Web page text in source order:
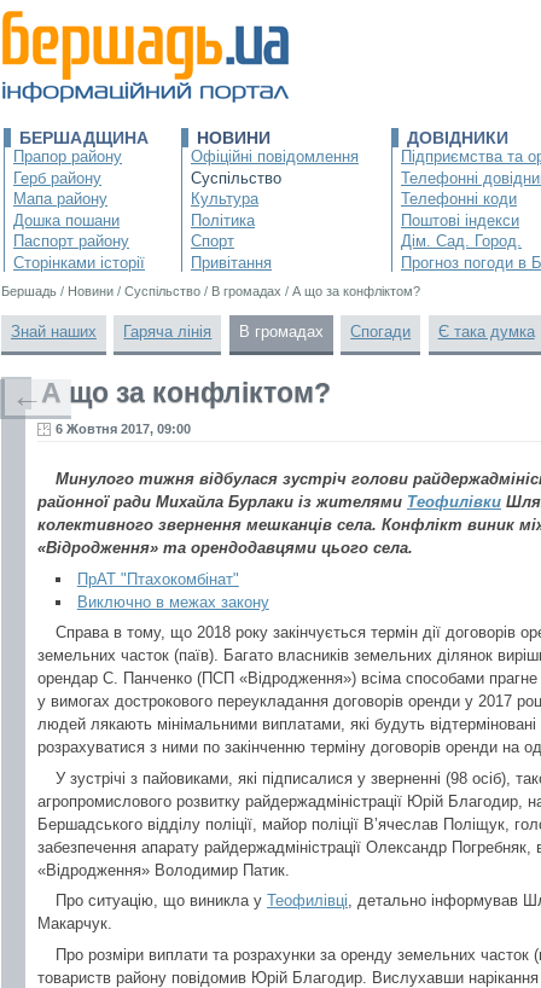
БЕРШАДЩИНА
Прапор району
Герб району
Мапа району
Дошка пошани
Паспорт району
Сторінками історії
НОВИНИ
Офіційні повідомлення
Суспільство
Культура
Політика
Спорт
Привітання
ДОВІДНИКИ
Підприємства та
Телефонні
Телефонні коди
Поштові індекси
Дім. Сад. Город.
Прогноз погоди в
Бершадь / Новини / Суспільство / В громадах / А що за конфліктом?
Знай наших Гаряча лінія В громадах Спогади Є така думка
А що за конфліктом?
6 Жовтня 2017, 09:00
Минулого тижня відбулася зустріч голови
районної ради Михайла Бурлаки із жителями Теофилівки
колективного звернення мешканців села. Конфлікт виник
«Відродження» та орендодавцями цього села.
ПрАТ "Птахокомбінат"
Виключно в межах закону
Справа в тому, що 2018 року закінчується термін дії договорів
земельних часток (паїв). Багато власників земельних ділянок
орендар С. Панченко (ПСП «Відродження») всіма способами прагне
у вимогах дострокового переукладання договорів оренди у 2017
людей лякають мінімальними виплатами, які будуть
розрахуватися з ними по закінченню терміну договорів оренди на
У зустрічі з пайовиками, які підписалися у зверненні (98 осіб),
агропромислового розвитку райдержадміністрації Юрій Благодир,
Бершадського відділу поліції, майор поліції В’ячеслав Поліщук,
забезпечення апарату райдержадміністрації Олександр
«Відродження» Володимир Патик.
Про ситуацію, що виникла у Теофилівці, детально інформував
Макарчук.
Про розміри виплати та розрахунки за оренду земельних часток
товариств району повідомив Юрій Благодир. Вислухавши
←